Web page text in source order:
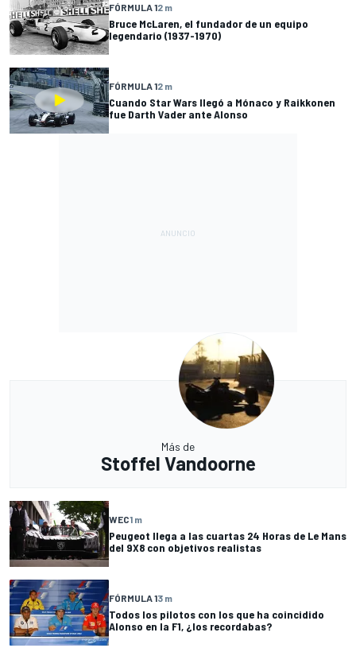
FÓRMULA 12 m
Bruce McLaren, el fundador de un equipo
legendario (1937-1970)
FÓRMULA 12 m
Cuando Star Wars llegó a Mónaco y Raikkonen
fue Darth Vader ante Alonso
Más de
Stoffel Vandoorne
WEC1 m
Peugeot llega a las cuartas 24 Horas de Le Mans
del 9X8 con objetivos realistas
FÓRMULA 13 m
Todos los pilotos con los que ha coincidido
Alonso en la F1, ¿los recordabas?